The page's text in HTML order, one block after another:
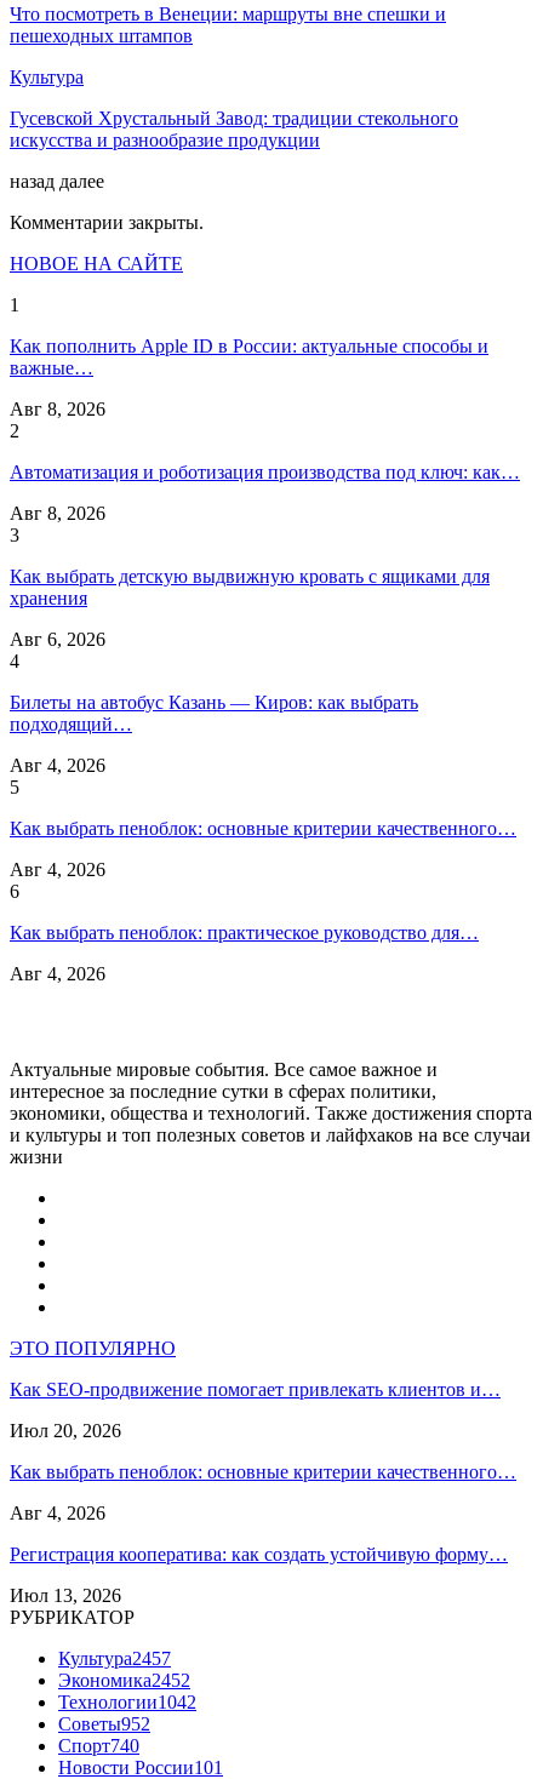
Что посмотреть в Венеции: маршруты вне спешки и
пешеходных штампов
Культура
Гусевской Хрустальный Завод: традиции стекольного
искусства и разнообразие продукции
назад далее
Комментарии закрыты.
НОВОЕ НА САЙТЕ
1
Как пополнить Apple ID в России: актуальные способы и
важные…
Авг 8, 2026
2
Автоматизация и роботизация производства под ключ: как…
Авг 8, 2026
3
Как выбрать детскую выдвижную кровать с ящиками для
хранения
Авг 6, 2026
4
Билеты на автобус Казань — Киров: как выбрать
подходящий…
Авг 4, 2026
5
Как выбрать пеноблок: основные критерии качественного…
Авг 4, 2026
6
Как выбрать пеноблок: практическое руководство для…
Авг 4, 2026
Актуальные мировые события. Все самое важное и
интересное за последние сутки в сферах политики,
экономики, общества и технологий. Также достижения спорта
и культуры и топ полезных советов и лайфхаков на все случаи
жизни
ЭТО ПОПУЛЯРНО
Как SEO-продвижение помогает привлекать клиентов и…
Июл 20, 2026
Как выбрать пеноблок: основные критерии качественного…
Авг 4, 2026
Регистрация кооператива: как создать устойчивую форму…
Июл 13, 2026
РУБРИКАТОР
Культура2457
Экономика2452
Технологии1042
Советы952
Спорт740
Новости России101